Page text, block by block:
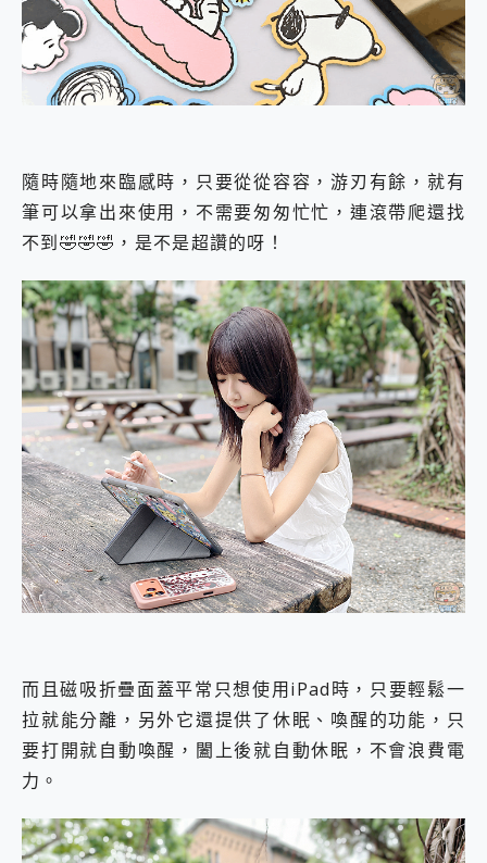
隨時隨地來臨感時，只要從從容容，游刃有餘，就有
筆可以拿出來使用，不需要匆匆忙忙，連滾帶爬還找
不到🤣🤣🤣，是不是超讚的呀！
而且磁吸折疊面蓋平常只想使用iPad時，只要輕鬆一
拉就能分離，另外它還提供了休眠、喚醒的功能，只
要打開就自動喚醒，闔上後就自動休眠，不會浪費電
力。